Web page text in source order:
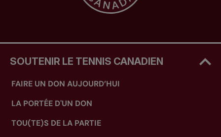
SOUTENIR LE TENNIS CANADIEN
FAIRE UN DON AUJOURD’HUI
LA PORTÉE D'UN DON
TOU(TE)S DE LA PARTIE